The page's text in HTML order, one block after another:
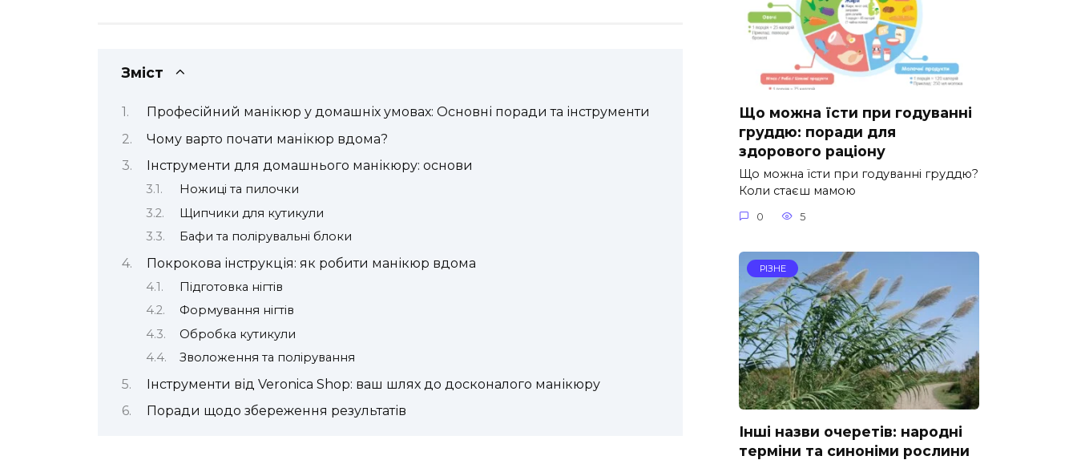
Зміст
Професійний манікюр у домашніх умовах: Основні поради та інструменти
Чому варто почати манікюр вдома?
Інструменти для домашнього манікюру: основи
Ножиці та пилочки
Щипчики для кутикули
Бафи та полірувальні блоки
Покрокова інструкція: як робити манікюр вдома
Підготовка нігтів
Формування нігтів
Обробка кутикули
Зволоження та полірування
Інструменти від Veronica Shop: ваш шлях до досконалого манікюру
Поради щодо збереження результатів
Що можна їсти при годуванні
груддю: поради для
здорового раціону
Що можна їсти при годуванні груддю?
Коли стаєш мамою
0 5
РІЗНЕ
Інші назви очеретів: народні
терміни та синоніми рослини